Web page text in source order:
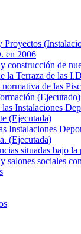
Proyectos
en 2006
construcción de
la Terraza de las
de las
(Ejecutado)
Instalaciones
(Ejecutada)
Instalaciones
(Ejecutada)
situadas bajo
salones sociales